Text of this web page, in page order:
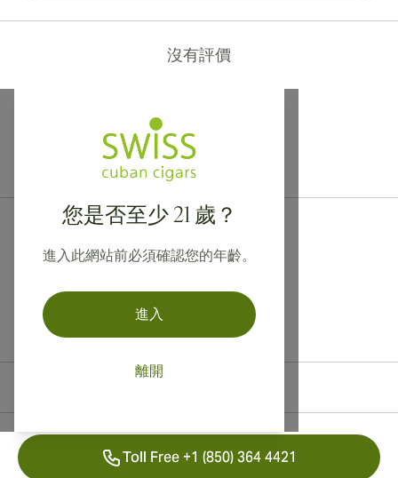
沒有評價
您是否至少 21 歲？
進入此網站前必須確認您的年齡。
進入
離開
提供寄往加拿大、英國及澳洲的國際運送服務！
Toll Free +1 (850) 364 4421